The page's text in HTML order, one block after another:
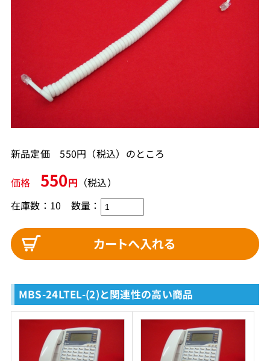
新品定価 550円（税込）のところ
価格 550円 （税込）
在庫数：10 数量：
MBS-24LTEL-(2)と関連性の高い商品